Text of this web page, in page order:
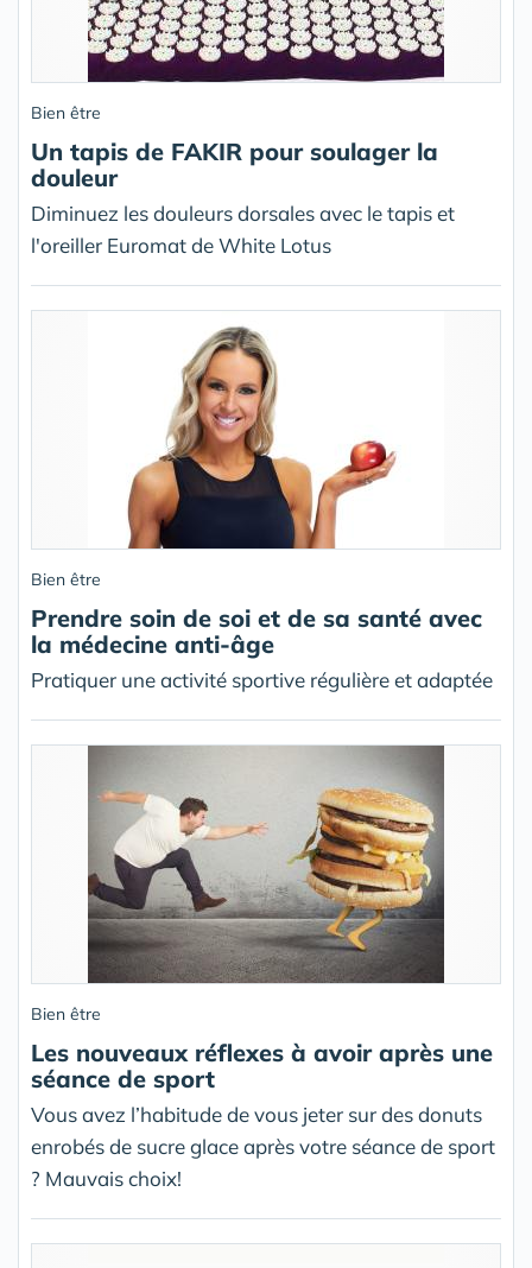
Bien être
Un tapis de FAKIR pour soulager la
douleur
Diminuez les douleurs dorsales avec le tapis et
l'oreiller Euromat de White Lotus
Bien être
Prendre soin de soi et de sa santé avec
la médecine anti-âge
Pratiquer une activité sportive régulière et adaptée
Bien être
Les nouveaux réflexes à avoir après une
séance de sport
Vous avez l’habitude de vous jeter sur des donuts
enrobés de sucre glace après votre séance de sport
? Mauvais choix!